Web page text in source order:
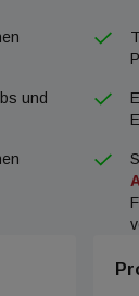
und